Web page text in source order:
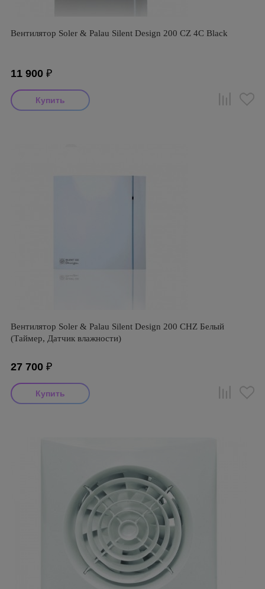
Вентилятор Soler & Palau Silent Design 200 CZ 4C Black
11 900 ₽
Вентилятор Soler & Palau Silent Design 200 CHZ Белый
(Таймер, Датчик влажности)
27 700 ₽